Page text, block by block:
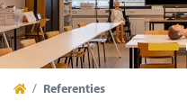
Referenties